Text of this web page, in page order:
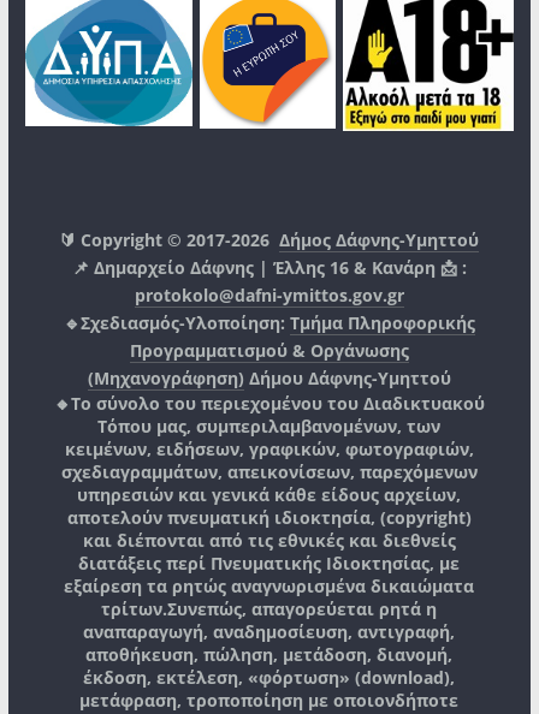
🔰 Copyright © 2017-2026Δήμος Δάφνης-Υμηττού
📌 Δημαρχείο Δάφνης | Έλλης 16 & Κανάρη 📩 :
protokolo@dafni-ymittos.gov.gr
🔹Σχεδιασμός-Υλοποίηση: Τμήμα Πληροφορικής
Προγραμματισμού & Οργάνωσης
(Μηχανογράφηση) Δήμου Δάφνης-Υμηττού
🔸Το σύνολο του περιεχομένου του Διαδικτυακού
Τόπου μας, συμπεριλαμβανομένων, των
κειμένων, ειδήσεων, γραφικών, φωτογραφιών,
σχεδιαγραμμάτων, απεικονίσεων, παρεχόμενων
υπηρεσιών και γενικά κάθε είδους αρχείων,
αποτελούν πνευματική ιδιοκτησία, (copyright)
και διέπονται από τις εθνικές και διεθνείς
διατάξεις περί Πνευματικής Ιδιοκτησίας, με
εξαίρεση τα ρητώς αναγνωρισμένα δικαιώματα
τρίτων.Συνεπώς, απαγορεύεται ρητά η
αναπαραγωγή, αναδημοσίευση, αντιγραφή,
αποθήκευση, πώληση, μετάδοση, διανομή,
έκδοση, εκτέλεση, «φόρτωση» (download),
μετάφραση, τροποποίηση με οποιονδήποτε